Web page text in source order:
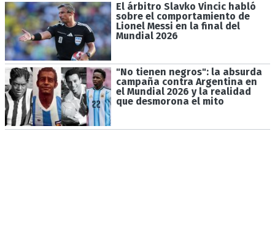
El árbitro Slavko Vincic habló
sobre el comportamiento de
Lionel Messi en la final del
Mundial 2026
"No tienen negros": la absurda
campaña contra Argentina en
el Mundial 2026 y la realidad
que desmorona el mito